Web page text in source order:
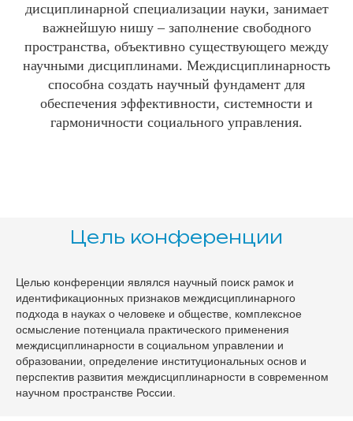
дисциплинарной специализации науки, занимает
важнейшую нишу – заполнение свободного
пространства, объективно существующего между
научными дисциплинами. Междисциплинарность
способна создать научный фундамент для
обеспечения эффективности, системности и
гармоничности социального управления.
Цель конференции
Целью конференции являлся научный поиск рамок и
идентификационных признаков междисциплинарного
подхода в науках о человеке и обществе, комплексное
осмысление потенциала практического применения
междисциплинарности в социальном управлении и
образовании, определение институциональных основ и
перспектив развития междисциплинарности в современном
научном пространстве России.